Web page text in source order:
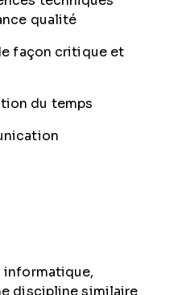
qualité
façon critique et
du temps
informatique,
discipline similaire